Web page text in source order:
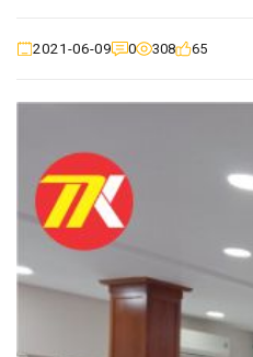
2021-06-09 0 308 65